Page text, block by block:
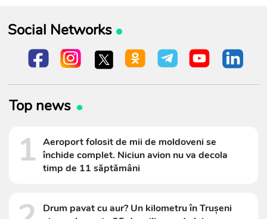
Social Networks
Top news
1 Aeroport folosit de mii de moldoveni se
închide complet. Niciun avion nu va decola
timp de 11 săptămâni
Drum pavat cu aur? Un kilometru în Trușeni